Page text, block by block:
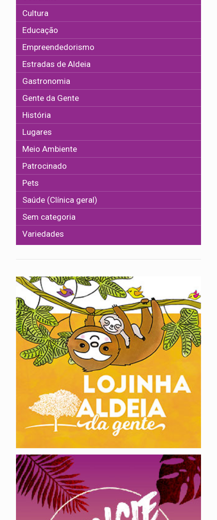
Cultura
Educação
Empreendedorismo
Estradas de Aldeia
Gastronomia
Gente da Gente
História
Lugares
Meio Ambiente
Patrocinado
Pets
Saúde (Clínica geral)
Sem categoria
Variedades